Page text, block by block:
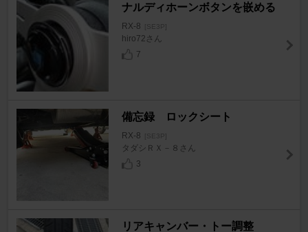
ナルディホーンボタンを嵌める
RX-8 [SE3P]
hiro72さん
7
備忘録 ロックシート
RX-8 [SE3P]
タダシＲＸ－８さん
3
リアキャンバー・トー調整